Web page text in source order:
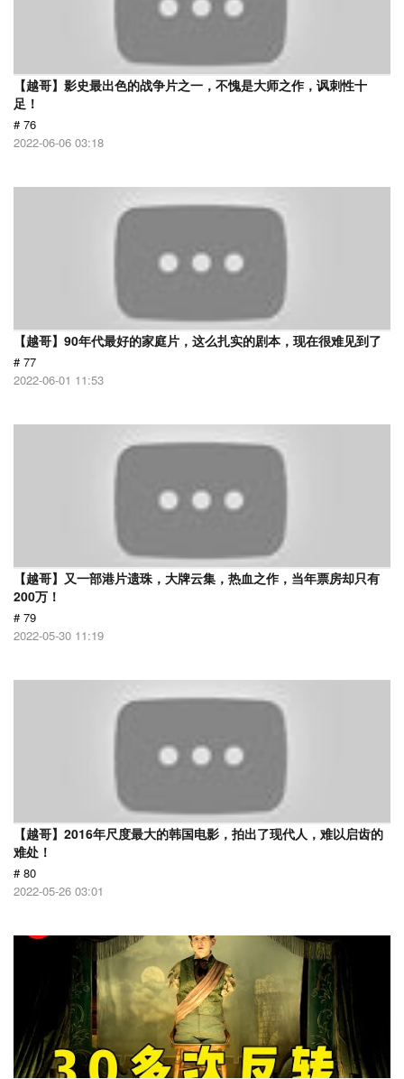
【越哥】影史最出色的战争片之一，不愧是大师之作，讽刺性十
足！
# 76
2022-06-06 03:18
【越哥】90年代最好的家庭片，这么扎实的剧本，现在很难见到了
# 77
2022-06-01 11:53
【越哥】又一部港片遗珠，大牌云集，热血之作，当年票房却只有
200万！
# 79
2022-05-30 11:19
【越哥】2016年尺度最大的韩国电影，拍出了现代人，难以启齿的
难处！
# 80
2022-05-26 03:01